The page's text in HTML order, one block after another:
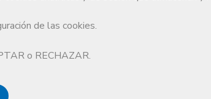
de las cookies.
o RECHAZAR.